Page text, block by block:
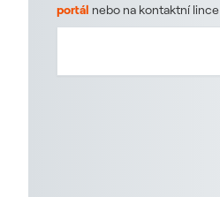
portál nebo na kontaktní lince